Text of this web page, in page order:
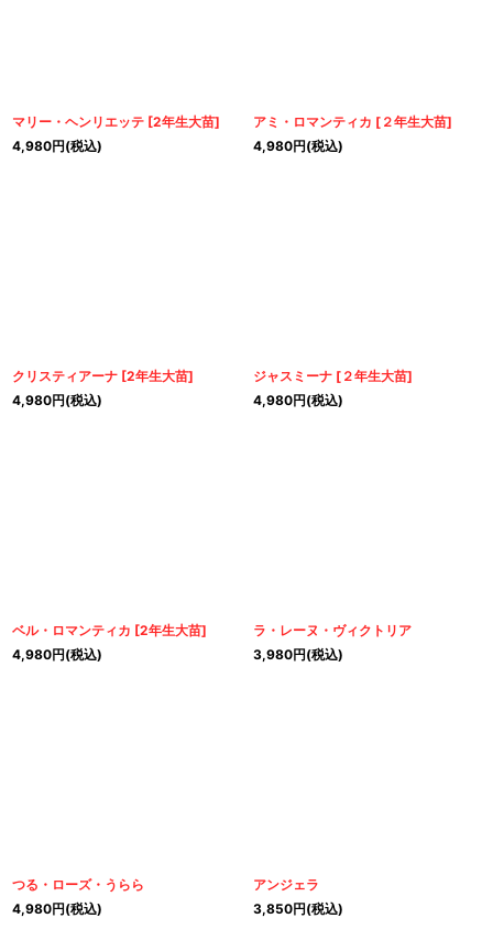
マリー・ヘンリエッテ [2年生大苗]
4,980円(税込)
アミ・ロマンティカ [ ２年生大苗]
4,980円(税込)
クリスティアーナ [2年生大苗]
4,980円(税込)
ジャスミーナ [ ２年生大苗]
4,980円(税込)
ベル・ロマンティカ [2年生大苗]
4,980円(税込)
ラ・レーヌ・ヴィクトリア
3,980円(税込)
つる・ローズ・うらら
4,980円(税込)
アンジェラ
3,850円(税込)